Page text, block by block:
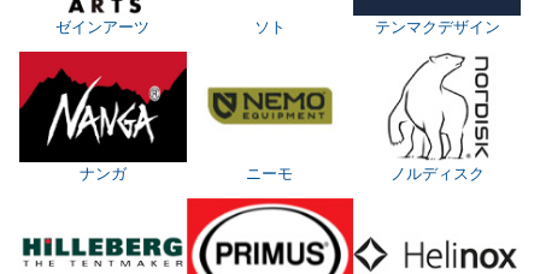
ゼインアーツ ソト テンマクデザイン
ナンガ ニーモ ノルディスク